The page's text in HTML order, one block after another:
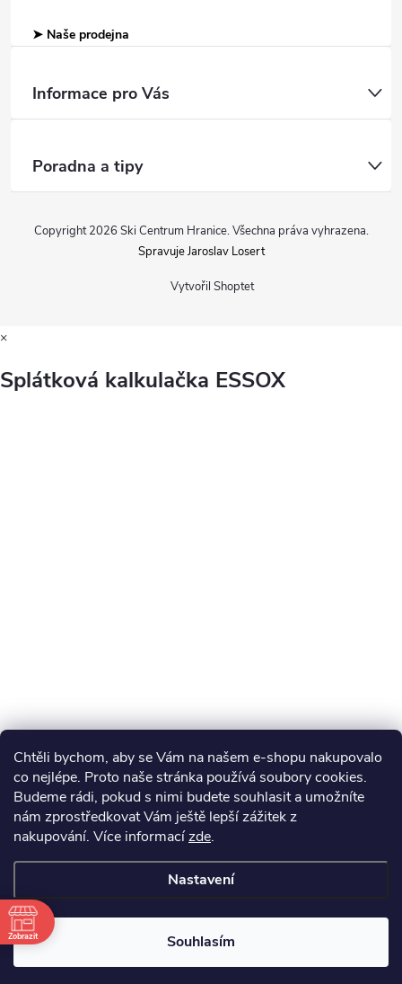
Chtěli bychom, aby se Vám na našem e-shopu nakupovalo
co nejlépe. Proto naše stránka používá soubory cookies.
Budeme rádi, pokud s nimi budete souhlasit a umožníte
nám zprostředkovat Vám ještě lepší zážitek z
nakupování. Více informacízde.
Nastavení
Souhlasím
➤ Naše prodejna
Informace pro Vás
Poradna a tipy
Vytvořil Shoptet
Copyright 2026 Ski Centrum Hranice. Všechna práva vyhrazena.
Spravuje Jaroslav Losert
×
Splátková kalkulačka ESSOX
Zobrazit